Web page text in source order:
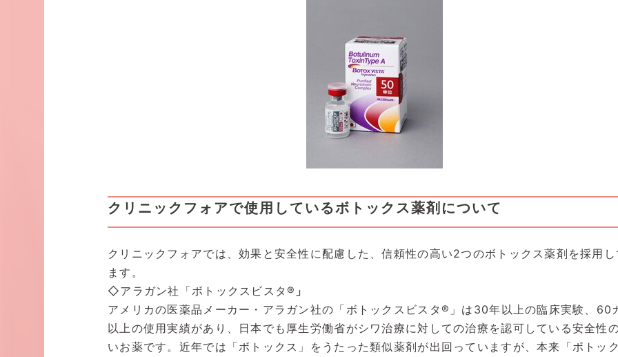
クリニックフォアで使用しているボトックス薬剤について
クリニックフォアでは、効果と安全性に配慮した、信頼性の高い2つのボトックス薬剤を採用し
ます。
◇アラガン社「ボトックスビスタ® 」
アメリカの医薬品メーカー・アラガン社の「ボトックスビスタ®」は30年以上の臨床実験、60
以上の使用実績があり、日本でも厚生労働省がシワ治療に対しての治療を認可している安全性
いお薬です。近年では「ボトックス」をうたった類似薬剤が出回っていますが、本来「ボトック